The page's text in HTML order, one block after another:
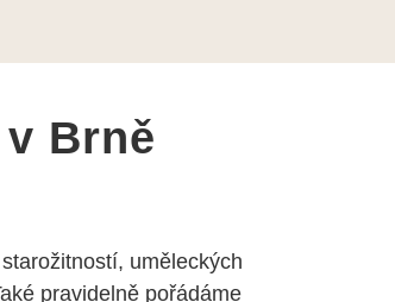
Brně
uměleckých
pravidelně pořádáme